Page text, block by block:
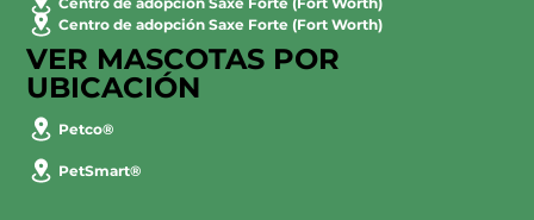
Centro de adopción Saxe Forte (Fort Worth)
VER MASCOTAS POR
UBICACIÓN
Petco®
PetSmart®